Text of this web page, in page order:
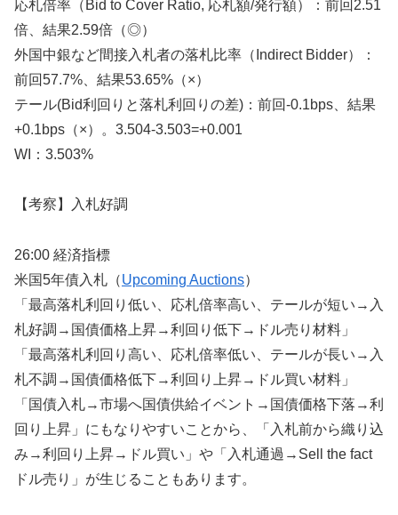
応札倍率（Bid to Cover Ratio, 応札額/発行額）：前回2.51
倍、結果2.59倍（◎）
外国中銀など間接入札者の落札比率（Indirect Bidder）：
前回57.7%、結果53.65%（×）
テール(Bid利回りと落札利回りの差)：前回-0.1bps、結果
+0.1bps（×）。3.504-3.503=+0.001
WI：3.503%
【考察】入札好調
26:00 経済指標
米国5年債入札（Upcoming Auctions）
「最高落札利回り低い、応札倍率高い、テールが短い→入
札好調→国債価格上昇→利回り低下→ドル売り材料」
「最高落札利回り高い、応札倍率低い、テールが長い→入
札不調→国債価格低下→利回り上昇→ドル買い材料」
「国債入札→市場へ国債供給イベント→国債価格下落→利
回り上昇」にもなりやすいことから、「入札前から織り込
み→利回り上昇→ドル買い」や「入札通過→Sell the fact
ドル売り」が生じることもあります。